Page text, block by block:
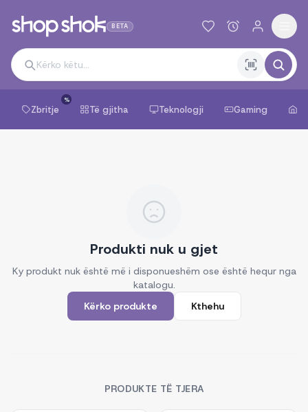
BETA
Zbritje
%
Të gjitha Teknologji Gaming
Produkti nuk u gjet
Ky produkt nuk është më i disponueshëm ose është hequr nga
katalogu.
Kërko produkte
Kthehu
PRODUKTE TË TJERA